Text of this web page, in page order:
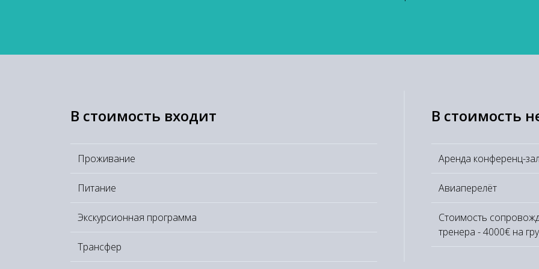
В стоимость входит
Проживание
Питание
Экскурсионная программа
Трансфер
В стоимость
Аренда конференц-
Авиаперелёт
Стоимость
тренера - 4000€ на